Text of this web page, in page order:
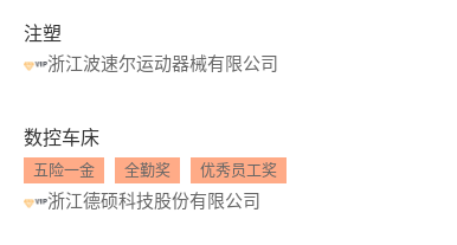
注塑
浙江波速尔运动器械有限公司
数控车床
五险一金 全勤奖 优秀员工奖
浙江德硕科技股份有限公司